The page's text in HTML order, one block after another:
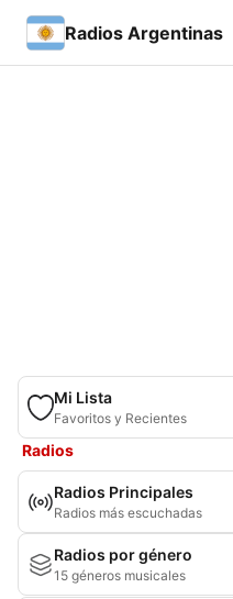
Radios Argentinas
Mi Lista
Favoritos y Recientes
Radios
Radios Principales
Radios más escuchadas
Radios por género
15 géneros musicales